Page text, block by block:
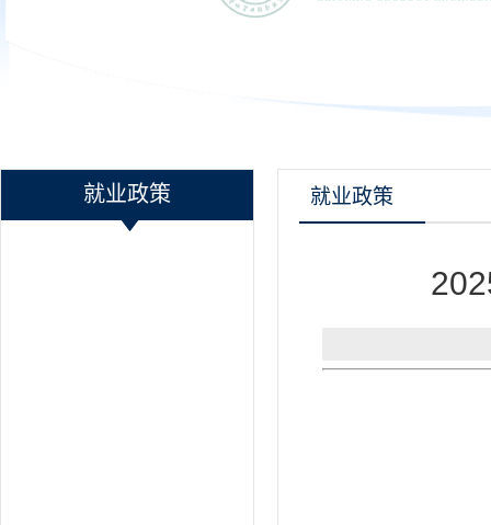
就业政策 就业政策